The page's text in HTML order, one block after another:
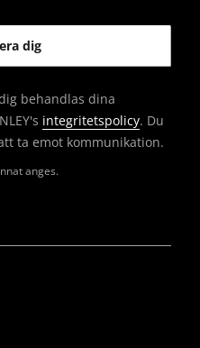
anges.
behandlas dina
integritetspolicy. Du
ta emot kommunikation.